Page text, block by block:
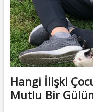
Hangi İlişki
Mutlu Bir